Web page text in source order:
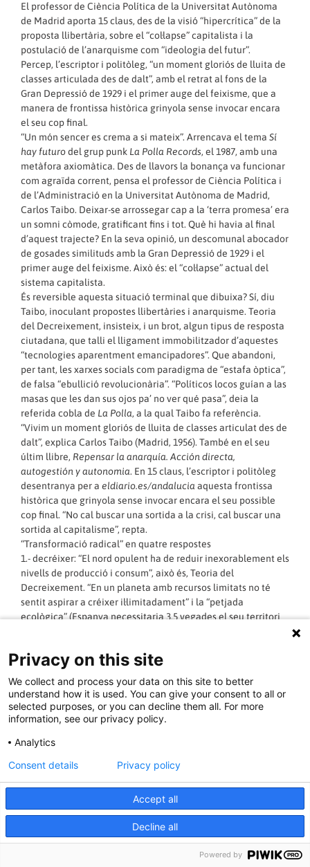
El professor de Ciència Política de la Universitat Autònoma
de Madrid aporta 15 claus, des de la visió “hipercrítica” de la
proposta llibertària, sobre el “col·lapse” capitalista i la
postulació de l’anarquisme com “ideologia del futur”.
Percep, l’escriptor i politòleg, “un moment gloriós de lluita de
classes articulada des de dalt”, amb el retrat al fons de la
Gran Depressió de 1929 i el primer auge del feixisme, que a
manera de frontissa històrica grinyola sense invocar encara
el seu cop final.
“Un món sencer es crema a si mateix”. Arrencava el tema Sí
hay futurodel grup punk La Polla Records, el 1987, amb una
metàfora axiomàtica. Des de llavors la bonança va funcionar
com agraïda corrent, pensa el professor de Ciència Política i
de l’Administració en la Universitat Autònoma de Madrid,
Carlos Taibo. Deixar-se arrossegar cap a la ‘terra promesa’ era
un somni còmode, gratificant fins i tot. Què hi havia al final
d’aquest trajecte? En la seva opinió, un descomunal abocador
de gosades similituds amb la Gran Depressió de 1929 i el
primer auge del feixisme. Això és: el “col·lapse” actual del
sistema capitalista.
És reversible aquesta situació terminal que dibuixa? Sí, diu
Taibo, inoculant propostes llibertàries i anarquisme. Teoria
del Decreixement, insisteix, i un brot, algun tipus de resposta
ciutadana, que talli el lligament immobilitzador d’aquestes
“tecnologies aparentment emancipadores”. Que abandoni,
per tant, les xarxes socials com paradigma de “estafa òptica”,
de falsa “ebullició revolucionària”. “Políticos locos guían a las
masas que les dan sus ojos pa’ no ver qué pasa”, deia la
referida cobla de La Polla, a la qual Taibo fa referència.
“Vivim un moment gloriós de lluita de classes articulat des de
dalt”, explica Carlos Taibo (Madrid, 1956). També en el seu
últim llibre, Repensar la anarquía. Acción directa,
autogestión y autonomia. En 15 claus, l’escriptor i politòleg
desentranya per a eldiario.es/andalucia aquesta frontissa
històrica que grinyola sense invocar encara el seu possible
cop final. “No cal buscar una sortida a la crisi, cal buscar una
sortida al capitalisme”, repta.
“Transformació radical” en quatre respostes
1.- decréixer: “El nord opulent ha de reduir inexorablement els
nivells de producció i consum”, això és, Teoria del
Decreixement. “En un planeta amb recursos limitats no té
sentit aspirar a créixer il·limitadament” i la “petjada
ecològica” (Espanya necessitaria 3,5 vegades el seu territori
esdevenidores i països del sud”.
difícilment habitables”. Eludir així “el risc del col·lapse” passa
per “recuperar el mitjà rural”.
3.- destecnologitzar: “Facebook és la gegantesca estafa
meditar “s
LLEGIR MÉS »
13/05/2014 - 15:17:07
Privacy on this site
We collect and process your data on this site to better
understand how it is used. You can give your consent to all or
selected purposes, or you can decline them all. For more
information, see our privacy policy.
Analytics
Accept all
Decline all
Consent details Privacy policy
Powered by